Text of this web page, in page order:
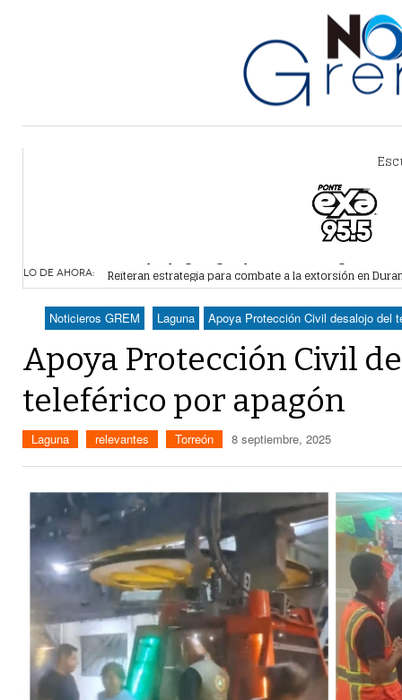
LO DE AHORA:
Reiteran estrategia para combate a la extorsión en
Por falta de agua, vecinos de Villa Zaragoza bloquearon
Plantean fideicomiso federal para operar Agua
Detienen a juez del Tribunal Superior de Justicia de
Noticieros GREM Laguna Apoya Protección Civil desalojo del
Apoya Protección Civil
teleférico por apagón
Laguna relevantes Torreón 8 septiembre, 2025